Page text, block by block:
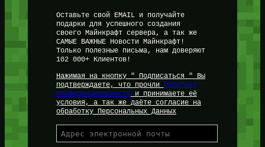
Оставьте свой EMAIL и получайте
подарки для успешного создания
своего Майнкрафт сервера, а так же
САМЫЕ ВАЖНЫЕ Новости Майнкрафт!
Только полезные письма, нам доверяют
102 000+ Клиентов!
Нажимая на кнопку " Подписаться " Вы
подтверждаете, что прочли
Политику
Конфиденциальностии принимаете её
условия, а так же даёте согласие на
обработку Персональных Данных